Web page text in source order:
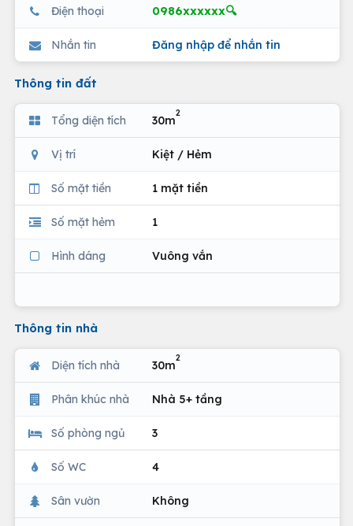
Điện thoại 0986xxxxxx🔍
Nhắn tin Đăng nhập để nhắn tin
Thông tin đất
Tổng diện tích 30m
2
Vị trí Kiệt / Hẻm
Số mặt tiền 1 mặt tiền
Số mặt hẻm 1
Hình dáng Vuông vắn
Thông tin nhà
Diện tích nhà 30m
2
Phân khúc nhà Nhà 5+ tầng
Số phòng ngủ 3
Số WC 4
Sân vườn Không